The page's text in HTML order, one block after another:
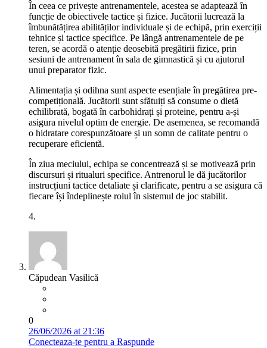
În ceea ce privește antrenamentele, acestea se adaptează în
funcție de obiectivele tactice și fizice. Jucătorii lucrează la
îmbunătățirea abilităților individuale și de echipă, prin exerciții
tehnice și tactice specifice. Pe lângă antrenamentele de pe
teren, se acordă o atenție deosebită pregătirii fizice, prin
sesiuni de antrenament în sala de gimnastică și cu ajutorul
unui preparator fizic.
Alimentația și odihna sunt aspecte esențiale în pregătirea pre-
competițională. Jucătorii sunt sfătuiți să consume o dietă
echilibrată, bogată în carbohidrați și proteine, pentru a-și
asigura nivelul optim de energie. De asemenea, se recomandă
o hidratare corespunzătoare și un somn de calitate pentru o
recuperare eficientă.
În ziua meciului, echipa se concentrează și se motivează prin
discursuri și ritualuri specifice. Antrenorul le dă jucătorilor
instrucțiuni tactice detaliate și clarificate, pentru a se asigura că
fiecare își îndeplinește rolul în sistemul de joc stabilit.
4.
Căpudean Vasilică
0
26/06/2026 at 21:36
Conecteaza-te pentru a Raspunde